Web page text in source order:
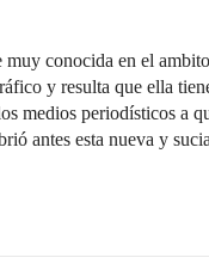
conocida en el
y resulta que ella
medios periodísticos a
antes esta nueva y